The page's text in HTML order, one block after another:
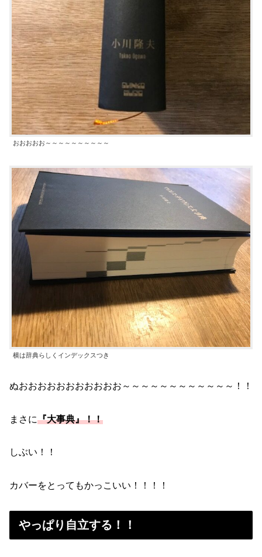
おおおおお～～～～～～～～～～
横は辞典らしくインデックスつき
ぬおおおおおおおおおおお～～～～～～～～～～～～！！
まさに『大事典』！！
しぶい！！
カバーをとってもかっこいい！！！！
やっぱり自立する！！